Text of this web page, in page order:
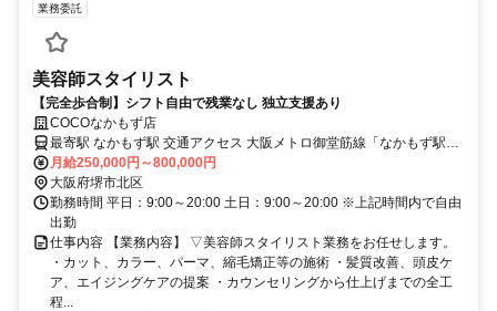
業務委託
美容師スタイリスト
【完全歩合制】シフト自由で残業なし 独立支援あり
COCOなかもず店
最寄駅 なかもず駅 交通アクセス 大阪メトロ御堂筋線「なかもず駅」
から徒歩2分
月給250,000円～800,000円
大阪府堺市北区
勤務時間 平日：9:00～20:00 土日：9:00～20:00 ※上記時間内で自由
出勤
仕事内容 【業務内容】 ▽美容師スタイリスト業務をお任せします。
・カット、カラー、パーマ、縮毛矯正等の施術 ・髪質改善、頭皮ケ
ア、エイジングケアの提案 ・カウンセリングから仕上げまでの全工
程...